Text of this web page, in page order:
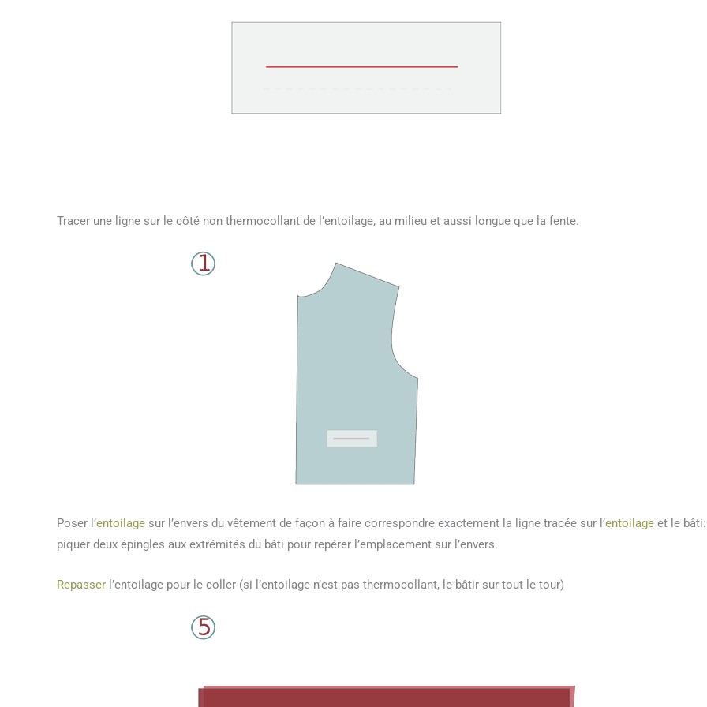
Tracer une ligne sur le côté non thermocollant de l’entoilage, au milieu et aussi longue que la fente.
Poser l’entoilage sur l’envers du vêtement de façon à faire correspondre exactement la ligne tracée sur l’entoilage et le bâti:
piquer deux épingles aux extrémités du bâti pour repérer l’emplacement sur l’envers.
Repasser l’entoilage pour le coller (si l’entoilage n’est pas thermocollant, le bâtir sur tout le tour)